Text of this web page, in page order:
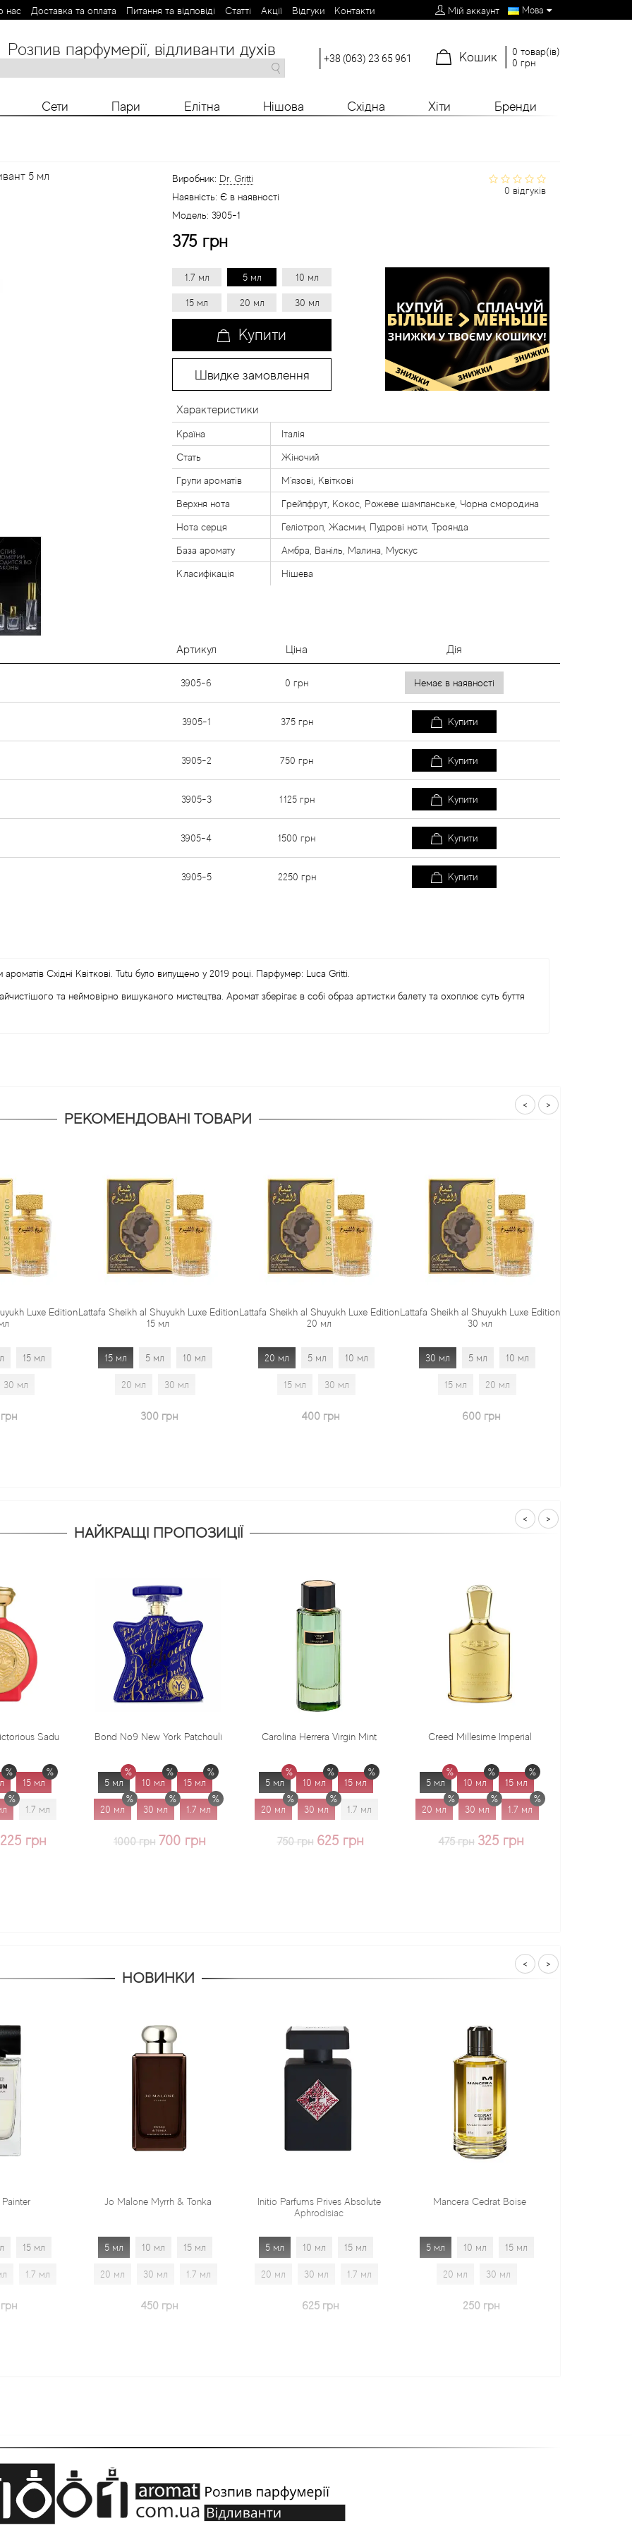
нас Доставка та оплата Питання та відповіді Статті Aкції Відгуки Контакти Мій аккаунт Мова
M N O P R S T V X Y Z
Розпив парфумерії, відливанти духів +38 (063) 23 65 961 Кошик
0 товар(ів)
0 грн
Сети Пари Елітна Нішова Східна Хіти Бренди
5 мл
0 відгуків
Виробник: Dr. Gritti
Наявність: Є в наявності
Модель: 3905-1
375 грн
1.7 мл 5 мл 10 мл
15 мл 20 мл 30 мл
Купити
Швидке замовлення
Характеристики
Країна Італія
Стать Жіночий
Групи ароматів М'язові, Квіткові
Верхня нота Грейпфрут, Кокос, Рожеве шампанське, Чорна смородина
Нота серця Геліотроп, Жасмин, Пудрові ноти, Троянда
База аромату Амбра, Ваніль, Малина, Мускус
Класифікація Нішева
Артикул Ціна Дія
3905-6 0 грн Немає в наявності
3905-1 375 грн Купити
3905-2 750 грн Купити
3905-3 1125 грн Купити
3905-4 1500 грн Купити
3905-5 2250 грн Купити
Східні Квіткові. Tutu було випущено у 2019 році. Парфумер: Luca Gritti.
та неймовірно вишуканого мистецтва. Аромат зберігає в собі образ артистки балету та охоплює суть буття
РЕКОМЕНДОВАНІ ТОВАРИ
Luxe Edition
15 мл
30 мл
Lattafa Sheikh al Shuyukh Luxe Edition
15 мл
15 мл 5 мл 10 мл
20 мл 30 мл
300 грн
Lattafa Sheikh al Shuyukh Luxe Edition
20 мл
20 мл 5 мл 10 мл
15 мл 30 мл
400 грн
Lattafa Sheikh al Shuyukh Luxe Edition
30 мл
30 мл 5 мл 10 мл
15 мл 20 мл
600 грн
< >
НАЙКРАЩІ ПРОПОЗИЦІЇ
No9 New York Patchouli
5 мл 10 мл
мл 30 мл 1.7 мл
1000 грн
Carolina Herrera Virgin Mint
5 мл 10 мл
20 мл 30 мл 1.7 мл
750 грн
Creed Millesime Imperial
5 мл 10 мл
20 мл 30 мл 1.7 мл
475 грн
Dr. Gritti Tutu
5 мл 10 мл
20 мл 30 мл
375 грн
< >
НОВИНКИ
Jo Malone Myrrh & Tonka
5 мл 15 мл
20 мл 30 мл 1.7 мл
Initio Parfums Prives Absolute
5 мл 15 мл
20 мл 30 мл 1.7 мл
Mancera Cedrat Boise
5 мл 15 мл
20 мл
Tiziana Terenzi Orza
5 мл
20 мл
< >